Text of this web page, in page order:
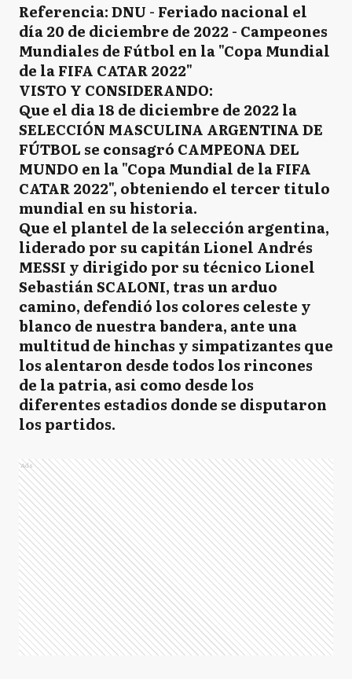
Referencia: DNU - Feriado nacional el
día 20 de diciembre de 2022 - Campeones
Mundiales de Fútbol en la "Copa Mundial
de la FIFA CATAR 2022"
VISTO Y CONSIDERANDO:
Que el dia 18 de diciembre de 2022 la
SELECCIÓN MASCULINA ARGENTINA DE
FÚTBOL se consagró CAMPEONA DEL
MUNDO en la "Copa Mundial de la FIFA
CATAR 2022", obteniendo el tercer titulo
mundial en su historia.
Que el plantel de la selección argentina,
liderado por su capitán Lionel Andrés
MESSI y dirigido por su técnico Lionel
Sebastián SCALONI, tras un arduo
camino, defendió los colores celeste y
blanco de nuestra bandera, ante una
multitud de hinchas y simpatizantes que
los alentaron desde todos los rincones
de la patria, asi como desde los
diferentes estadios donde se disputaron
los partidos.
Ads